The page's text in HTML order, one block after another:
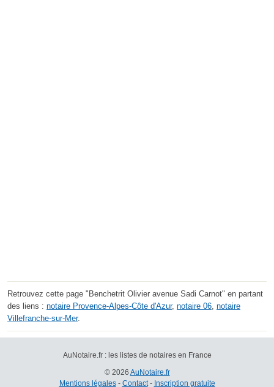
Retrouvez cette page "Benchetrit Olivier avenue Sadi Carnot" en partant
des liens : notaire Provence-Alpes-Côte d'Azur, notaire 06, notaire
Villefranche-sur-Mer.
AuNotaire.fr : les listes de notaires en France
© 2026 AuNotaire.fr
Mentions légales- Contact- Inscription gratuite